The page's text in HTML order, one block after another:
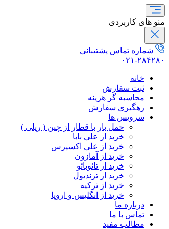
منو های کاربردی
شماره تماس پشتیبانی
۰۲۱-۲۸۴۲۸۰
خانه
ثبت سفارش
محاسبه گر هزینه
رهگیری سفارش
سرویس ها
حمل بار با قطار از چین ( ریلی )
خرید از علی بابا
خرید از علی اکسپرس
خرید از آمازون
خرید از تائوبائو
خرید از ترندیول
خرید از ترکیه
خرید از انگلیس و اروپا
درباره ما
تماس با ما
مطالب مفید